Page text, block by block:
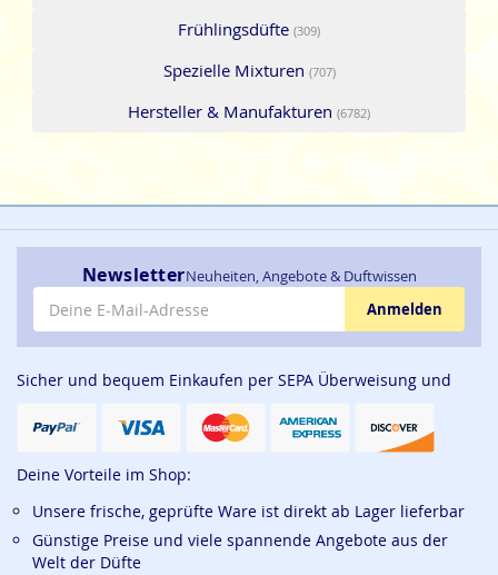
Frühlingsdüfte (309)
Spezielle Mixturen (707)
Hersteller & Manufakturen (6782)
NewsletterNeuheiten, Angebote & Duftwissen
E-Mail-Adresse
Anmelden
Sicher und bequem Einkaufen per SEPA Überweisung und
Deine Vorteile im Shop:
Unsere frische, geprüfte Ware ist direkt ab Lager lieferbar
Günstige Preise und viele spannende Angebote aus der
Welt der Düfte